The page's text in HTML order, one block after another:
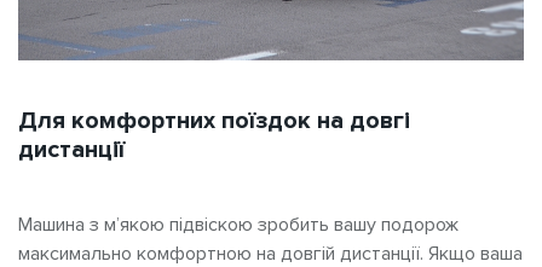
Для комфортних поїздок на довгі
дистанції
Машина з м’якою підвіскою зробить вашу подорож
максимально комфортною на довгій дистанції. Якщо ваша